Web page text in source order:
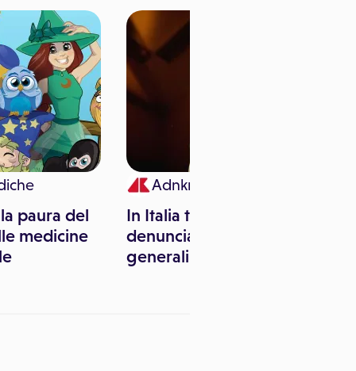
paura del
medicine
Adnkronos Salute
In Italia troppi dentisti, la
denuncia agli Stati
generali dell'odontoiatria